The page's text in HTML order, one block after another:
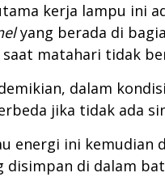
kerja lampu ini
yang berada di
saat matahari tidak
dalam
jika tidak ada
energi ini kemudian
disimpan di dalam